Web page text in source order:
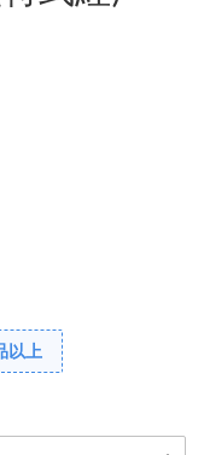
以上